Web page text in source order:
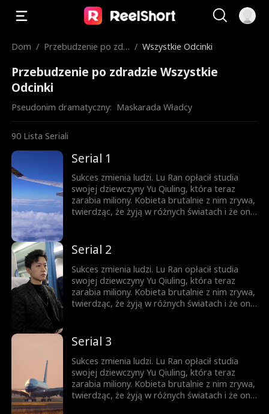
Dom / Przebudzenie po zdr
/ Wszystkie Odcinki
Przebudzenie po zdradzie Wszystkie
Odcinki
Pseudonim dramatyczny: Maskarada Władcy
90 Lista Seriali
Serial 1
Sukces zmienia ludzi. Lu Ran opłacił studia
swojej dziewczyny Yu Qiuling, która teraz
zarabia miliony. Kobieta brutalnie z nim zrywa,
twierdząc, że żyją w różnych światach i że on
niezwykłość Lu Rana i proponuje mu
małżeństwo, wprawiając wszystkich w
osłupienie...
Serial 2
Sukces zmienia ludzi. Lu Ran opłacił studia
swojej dziewczyny Yu Qiuling, która teraz
zarabia miliony. Kobieta brutalnie z nim zrywa,
twierdząc, że żyją w różnych światach i że on
niezwykłość Lu Rana i proponuje mu
małżeństwo, wprawiając wszystkich w
osłupienie...
Serial 3
Sukces zmienia ludzi. Lu Ran opłacił studia
swojej dziewczyny Yu Qiuling, która teraz
zarabia miliony. Kobieta brutalnie z nim zrywa,
twierdząc, że żyją w różnych światach i że on